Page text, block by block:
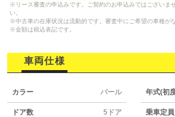
※リース審査の申込みです。ご契約のお申込みではございま
い。
※中古車の在庫状況は流動的です。審査中にご希望の車種が
※金額は税込表記です。
車両仕様
カラー パール 年式(初
ドア数 5ドア 乗車定員